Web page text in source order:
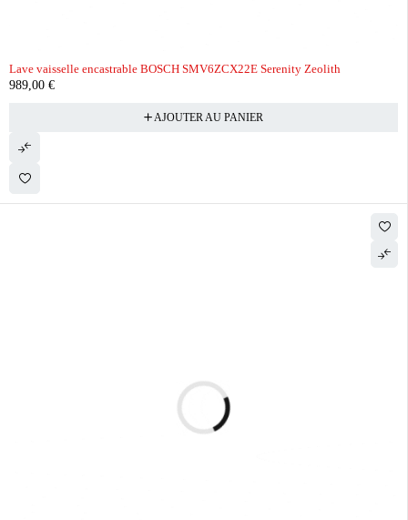
Lave vaisselle encastrable BOSCH SMV6ZCX22E Serenity Zeolith
989,00 €
AJOUTER AU PANIER